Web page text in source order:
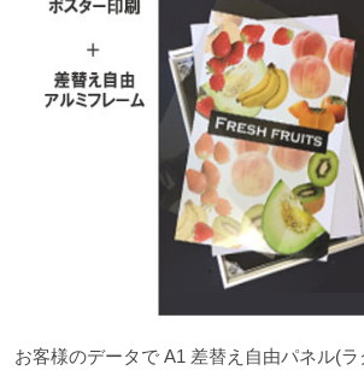
お客様のデータで A1 差替え自由パネル(